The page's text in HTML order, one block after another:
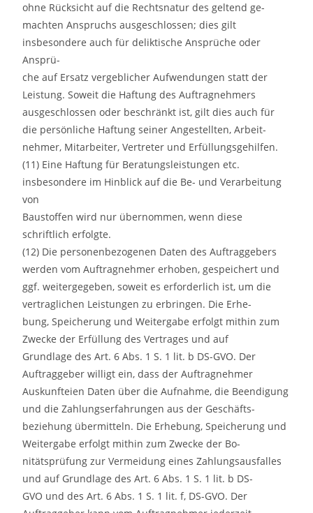
ohne Rücksicht auf die Rechtsnatur des geltend ge-
machten Anspruchs ausgeschlossen; dies gilt
insbesondere auch für deliktische Ansprüche oder
Ansprü-
che auf Ersatz vergeblicher Aufwendungen statt der
Leistung. Soweit die Haftung des Auftragnehmers
ausgeschlossen oder beschränkt ist, gilt dies auch für
die persönliche Haftung seiner Angestellten, Arbeit-
nehmer, Mitarbeiter, Vertreter und Erfüllungsgehilfen.
(11) Eine Haftung für Beratungsleistungen etc.
insbesondere im Hinblick auf die Be- und Verarbeitung
von
Baustoffen wird nur übernommen, wenn diese
schriftlich erfolgte.
(12) Die personenbezogenen Daten des Auftraggebers
werden vom Auftragnehmer erhoben, gespeichert und
ggf. weitergegeben, soweit es erforderlich ist, um die
vertraglichen Leistungen zu erbringen. Die Erhe-
bung, Speicherung und Weitergabe erfolgt mithin zum
Zwecke der Erfüllung des Vertrages und auf
Grundlage des Art. 6 Abs. 1 S. 1 lit. b DS-GVO. Der
Auftraggeber willigt ein, dass der Auftragnehmer
Auskunfteien Daten über die Aufnahme, die Beendigung
und die Zahlungserfahrungen aus der Geschäfts-
beziehung übermitteln. Die Erhebung, Speicherung und
Weitergabe erfolgt mithin zum Zwecke der Bo-
nitätsprüfung zur Vermeidung eines Zahlungsausfalles
und auf Grundlage des Art. 6 Abs. 1 S. 1 lit. b DS-
GVO und des Art. 6 Abs. 1 S. 1 lit. f‚ DS-GVO. Der